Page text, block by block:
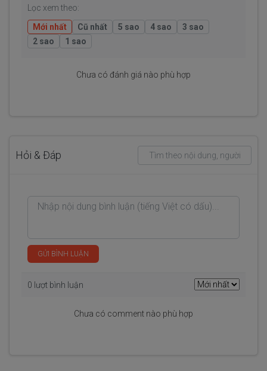
Lọc xem theo:
Mới nhất
Cũ nhất 5 sao 4 sao
3 sao
2 sao
1 sao
Chưa có đánh giá nào phù hợp
Hỏi & Đáp
GỬI BÌNH LUẬN
0 lượt bình luận
Chưa có comment nào phù hợp